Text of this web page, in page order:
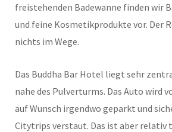
freistehenden Badewanne finden wir
und feine Kosmetikprodukte vor. Der
nichts im Wege.
Das Buddha Bar Hotel liegt sehr
nahe des Pulverturms. Das Auto wird
auf Wunsch irgendwo geparkt und
Citytrips verstaut. Das ist aber relativ